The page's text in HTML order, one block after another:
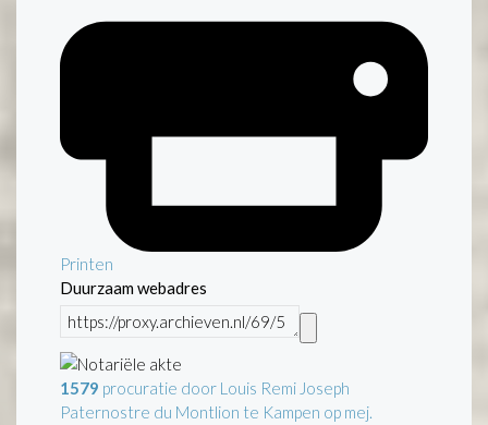
Printen
Duurzaam webadres
1579 procuratie door Louis Remi Joseph
Paternostre du Montlion te Kampen op mej.